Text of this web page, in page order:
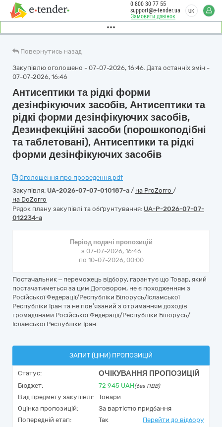
Замовити дзвінок
0 800 30 77 55
support@e-tender.ua
UK
Повернутись назад
Закупівлю оголошено - 07-07-2026, 16:46. Дата останніх змін -
07-07-2026, 16:46
Антисептики та рідкі форми
дезінфікуючих засобів, Антисептики та
рідкі форми дезінфікуючих засобів,
Дезинфекційні засоби (порошкоподібні
та таблетовані), Антисептики та рідкі
форми дезінфікуючих засобів
Оголошення про проведення.pdf
Закупівля: UA-2026-07-07-010187-a / на ProZorro /
на DoZorro
Рядок плану закупівлі та обґрунтування: UA-P-2026-07-07-
012234-a
Період подачі пропозицій
з 07-07-2026, 16:46
по 10-07-2026, 00:00
Постачальник – переможець відбору, гарантує що Товар, який
постачатиметься за цим Договором, не є походженням з
Російської Федерації/Республіки Білорусь/Ісламської
Республіки Іран та не пов’язаний з отриманням доходів
громадянами Російської Федерації/Республіки Білорусь/
Ісламської Республіки Іран.
ЗАПИТ (ЦІНИ) ПРОПОЗИЦІЙ
Статус: ОЧІКУВАННЯ ПРОПОЗИЦІЙ
Бюджет: 72 945 UAH(без ПДВ)
Вид предмету закупівлі:
Товари
Оцінка пропозицій:
За вартістю придбання
Попередній етап:
Так Перейти до відбору